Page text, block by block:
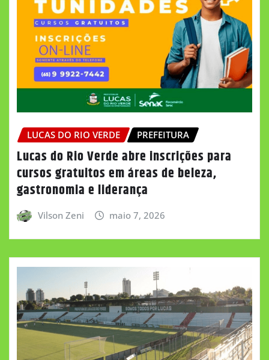
LUCAS DO RIO VERDE PREFEITURA
Lucas do Rio Verde abre inscrições para
cursos gratuitos em áreas de beleza,
gastronomia e liderança
Vilson Zeni maio 7, 2026